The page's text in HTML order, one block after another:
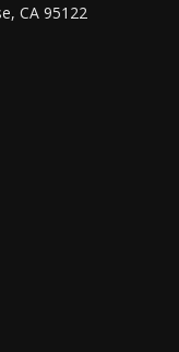
CA 95122